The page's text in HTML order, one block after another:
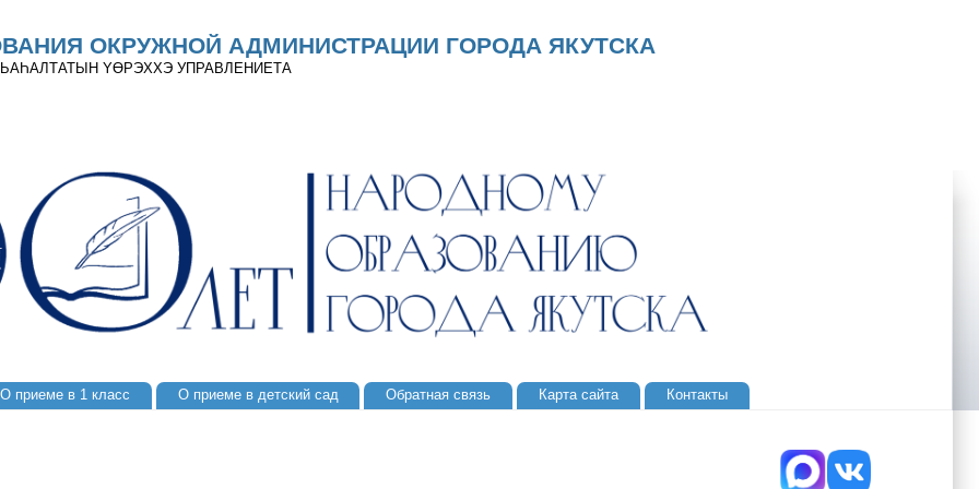
ОКРУЖНОЙ АДМИНИСТРАЦИИ ГОРОДА ЯКУТСКА
YӨРЭХХЭ УПРАВЛЕНИЕТА
О приеме в 1 класс О приеме в детский сад Обратная связь Карта сайта Контакты